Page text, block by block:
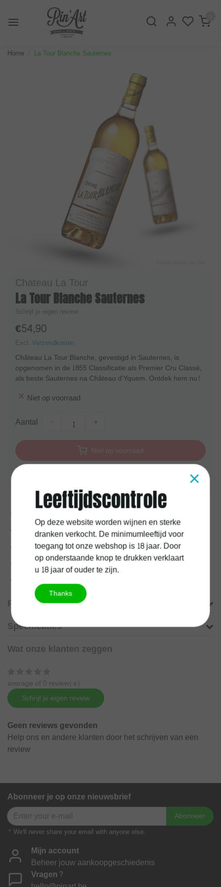
Home La Tour Blanche Sauternes
Chateau La Tour
La Tour Blanche Sauternes
Schrijf je eigen review
€54,90
Excl. Verzendkosten
Château La Tour Blanche, gevestigd in Sauternes, is
opgenomen in de 1855 Classificatie als Premier Cru Classé,
als beste Sauternes na Château d’Yquem. Ontdek hem nu!
Niet op voorraad
Aantal +
Niet op voorraad
Voor17:00
uur besteld, vandaag verzonden
1 jaarkurkgarantie
100%Belgischeonderneming
Gratis verzending vanaf60 euro
Meer informatie?
Productomschrijving
Specificaties
Wat onze klanten zeggen
average of 0 review(s)
Schrijf je eigen review
Geen reviews gevonden
Help ons en andere klanten door het schrijven van een
review
Abonneer je op onze nieuwsbrief
Abonneer
* We'll never share your email with anyone else.
Mijn account
Beheer jouw aankoopgeschiedenis
Vragen?
×
Leeftijdscontrole
Op deze website worden wijnen en sterke
dranken verkocht. De minimumleeftijd voor
toegang tot onze webshop is 18 jaar. Door
op onderstaande knop te drukken verklaart
u 18 jaar of ouder te zijn.
Thanks